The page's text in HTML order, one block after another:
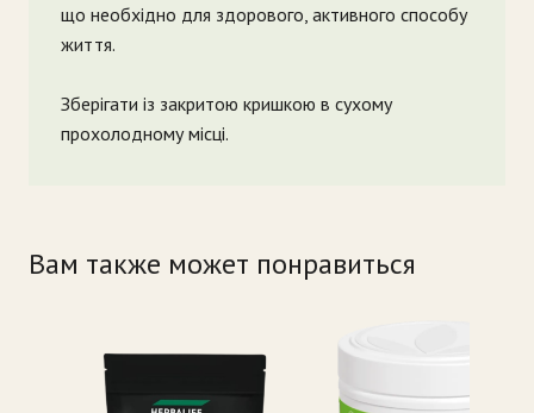
що необхідно для здорового, активного способу
життя.
Зберігати із закритою кришкою в сухому
прохолодному місці.
Вам также может понравиться